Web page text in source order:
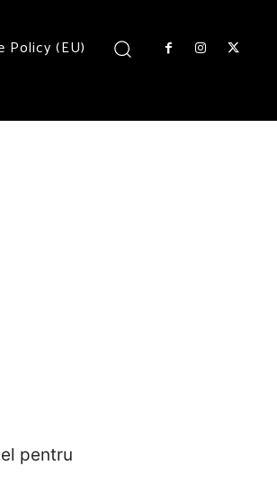
Policy (EU)
pentru